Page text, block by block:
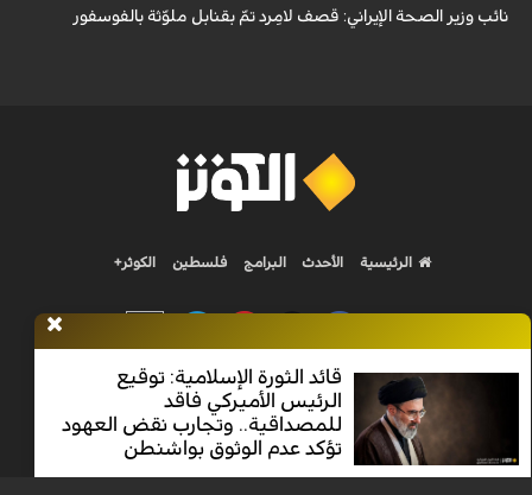
نائب وزير الصحة الإيراني: قصف لامِرد تمّ بقنابل ملوّثة بالفوسفور
قائد الثورة الإسلامية: توقيع
الرئيس الأميركي فاقد
للمصداقية.. وتجارب نقض العهود
تؤكد عدم الوثوق بواشنطن
الرئيسية الأحدث البرامج فلسطين الكوثر+
Nilesat 11900 V | Badr 8 11747 V | Badr5 12284 V